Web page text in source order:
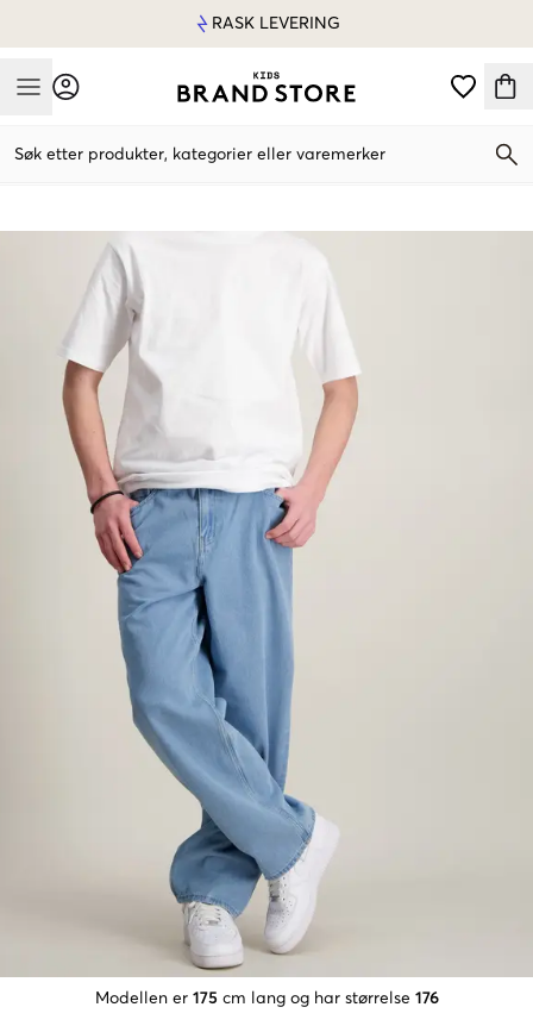
RASK LEVERING
Mobile Menu
Søk etter produkter, kategorier eller varemerker
Modellen er 175 cm lang og har størrelse 176